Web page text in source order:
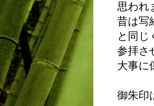
思われ
昔は写
と同じ
参拝さ
大事に
御朱印